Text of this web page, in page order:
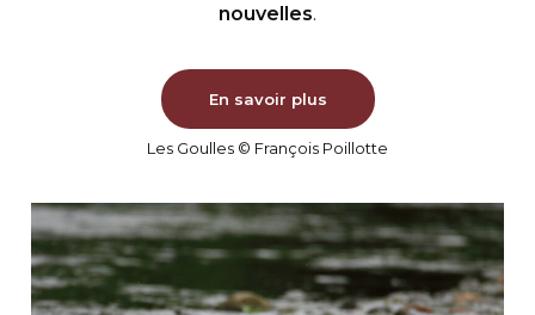
nouvelles.
En savoir plus
Les Goulles © François Poillotte